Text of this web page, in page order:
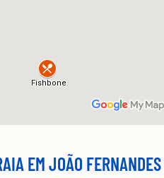
EM JOÃO FERNANDES